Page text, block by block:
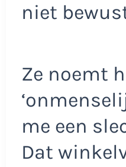
niet
Ze noemt
me een
Dat